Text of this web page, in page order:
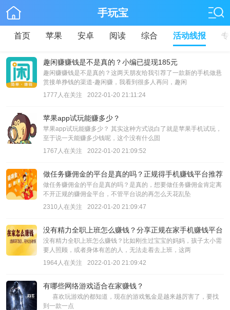
手玩宝
首页 苹果 安卓 阅读 综合 活动线报
趣闲赚赚钱是不是真的？小编已提现185元
趣闲赚赚钱是不是真的？这两天朋友给我引荐了一款新的手机做悬
赏接单挣钱的渠道-趣闲赚，我看到很多人再问，趣闲
1777人在关注
2022-01-20 21:11:24
苹果app试玩能赚多少？
苹果app试玩能赚多少？ 其实这种方式说白了就是苹果手机试玩，
至于说一天能赚多少钱呢，这个没有什么固
1767人在关注
2022-01-20 21:09:52
做任务赚佣金的平台是真的吗？正规得手机赚钱平台推荐
做任务赚佣金的平台是真的吗？是真的，想要做任务赚佣金肯定离
不开正规的赚佣金平台，不管平台说的再怎么天花乱坠
2310人在关注
2022-01-20 21:09:47
没有精力全职上班怎么赚钱？分享正规在家手机赚钱平台
没有精力全职上班怎么赚钱？比如刚生过宝宝的妈妈，孩子太小需
要人照顾，或者身体有恙的人，无法走着去上班，这两
1964人在关注
2022-01-20 21:09:42
有哪些网络游戏适合在家赚钱？
喜欢玩游戏的都知道，现在的游戏氪金是越来越厉害了，要找
到一款一点